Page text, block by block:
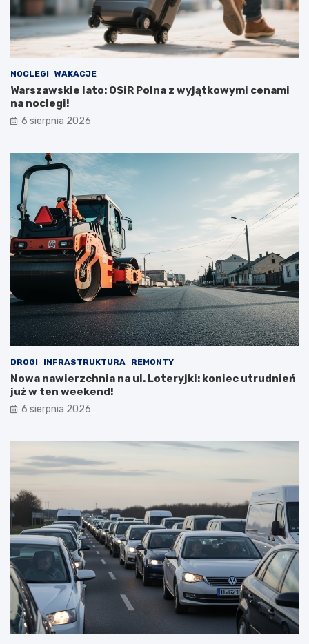
NOCLEGI WAKACJE
Warszawskie lato: OSiR Polna z wyjątkowymi cenami
na noclegi!
6 sierpnia 2026
DROGI INFRASTRUKTURA REMONTY
Nowa nawierzchnia na ul. Loteryjki: koniec utrudnień
już w ten weekend!
6 sierpnia 2026